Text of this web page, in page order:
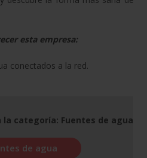
esta empresa:
conectados a la red.
la categoría: Fuentes de agua
de agua